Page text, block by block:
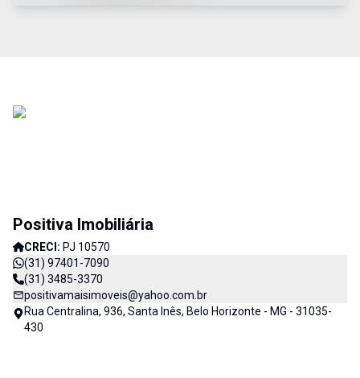
Positiva Imobiliária
CRECI: PJ 10570
(31) 97401-7090
(31) 3485-3370
positivamaisimoveis@yahoo.com.br
Rua Centralina, 936, Santa Inês, Belo Horizonte - MG - 31035-
430